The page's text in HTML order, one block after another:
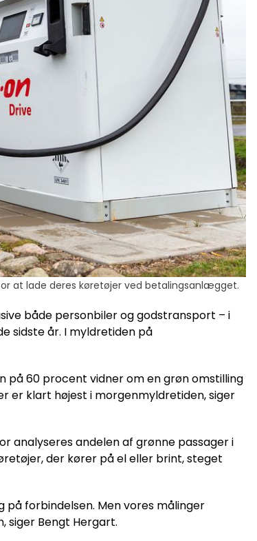
at lade deres køretøjer ved betalingsanlægget.
både personbiler og godstransport – i
sidste år. I myldretiden på
på 60 procent vidner om en grøn omstilling
er klart højest i morgenmyldretiden, siger
analyseres andelen af grønne passager i
der kører på el eller brint, steget
forbindelsen. Men vores målinger
siger Bengt Hergart.